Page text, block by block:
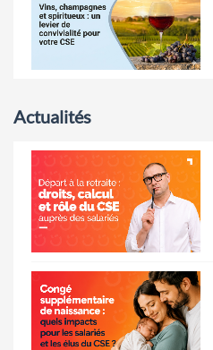
Actualités